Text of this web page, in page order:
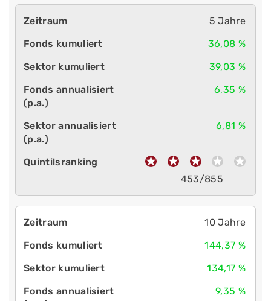
5 Jahre
36,08 %
39,03 %
6,35 %
6,81 %
453/855
10 Jahre
144,37 %
134,17 %
9,35 %